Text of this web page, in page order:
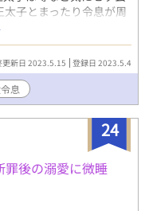
選べるのは、「死」か
く自由になれたのにと
は……。溺愛獣人王弟×
おり破天荒な行動を起
始まりました、「第13回
、いいね、しおり、感
！最後まで頑張りま
子とまったり令息が周
々な日々を送る話で
に書きます。最後まで
終わっているので完結保
更新日 2023.5.15 登録日 2023.5.4
息
24
罪後の溺愛に微睡